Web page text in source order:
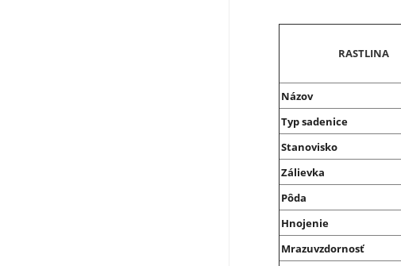
RASTLINA
Názov
Typ sadenice
Stanovisko
Zálievka
Pôda
Hnojenie
Mrazuvzdornosť